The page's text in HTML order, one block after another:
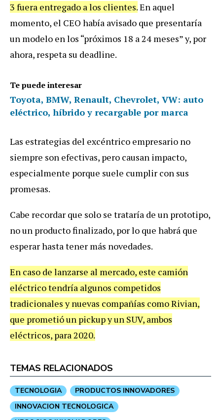
3 fuera entregado a los clientes.En aquel
momento, el CEO había avisado que presentaría
un modelo en los “próximos 18 a 24 meses” y, por
ahora, respeta su deadline.
Te puede interesar
Toyota, BMW, Renault, Chevrolet, VW: auto
eléctrico, híbrido y recargable por marca
Las estrategias del excéntrico empresario no
siempre son efectivas, pero causan impacto,
especialmente porque suele cumplir con sus
promesas.
Cabe recordar que solo se trataría de un prototipo,
no un producto finalizado, por lo que habrá que
esperar hasta tener más novedades.
En caso de lanzarse al mercado, este camión
eléctrico tendría algunos competidos
tradicionales y nuevas compañías como Rivian,
que prometió un pickup y un SUV, ambos
eléctricos, para 2020.
TEMAS RELACIONADOS
TECNOLOGIA
PRODUCTOS INNOVADORES
INNOVACION TECNOLOGICA